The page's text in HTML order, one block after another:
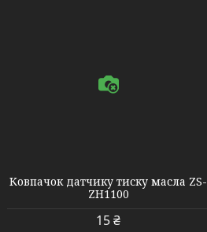
Ковпачок датчику тиску масла ZS-
ZH1100
15 ₴